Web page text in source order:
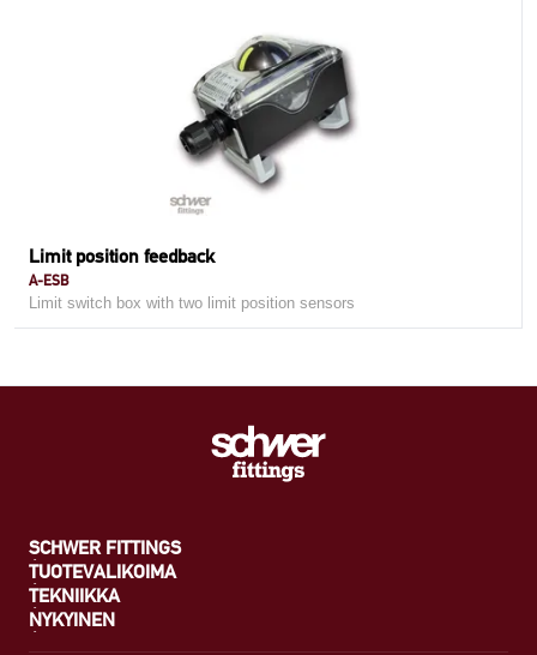
Limit position feedback
A-ESB
Limit switch box with two limit position sensors
SCHWER FITTINGS
TUOTEVALIKOIMA
TEKNIIKKA
NYKYINEN